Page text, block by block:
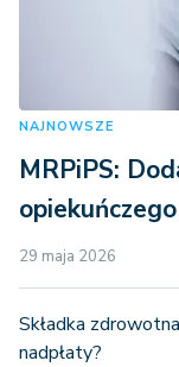
NAJNOWSZE
MRPiPS:
29 maja 2026
Składka
nadpłaty?